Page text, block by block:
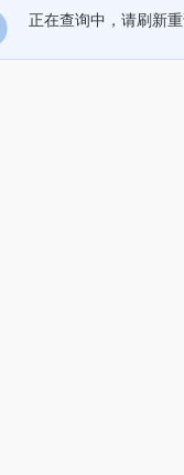
正在查询中，请刷新